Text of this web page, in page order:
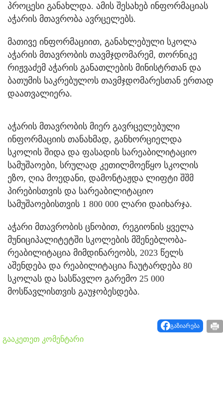
პროცესი განახლდა. ამის შესახებ ინფორმაციას
აჭარის მთავრობა ავრცელებს.
მათივე ინფორმაციით, განახლებული სკოლა
აჭარის მთავრობის თავმჯდომარემ, თორნიკე
რიჟვაძემ აჭარის განათლების მინისტრთან და
ბათუმის საკრებულოს თავმჯდომარესთან ერთად
დაათვალიერა.
აჭარის მთავრობის მიერ გავრცელებული
ინფორმაციის თანახმად, განხორციელდა
სკოლის შიდა და ფასადის სარეაბილიტაციო
სამუშაოები, სრულად კეთილმოეწყო სკოლის
ეზო, ღია მოედანი, დამონტაჟდა ლიფტი შშმ
პირებისთვის და სარეაბილიტაციო
სამუშაოებისთვის 1 800 000 ლარი დაიხარჯა.
აჭარი მთავრობის ცნობით, რეგიონის ყველა
მუნიციპალიტეტში სკოლების მშენებლობა-
რეაბილიტაცია მიმდინარეობს, 2023 წელს
აშენდება და რეაბილიტაცია ჩაუტარდება 80
სკოლას და სასწავლო გარემო 25 000
მოსწავლისთვის გაუჯობესდება.
გაზიარება
გააკეთეთ კომენტარი